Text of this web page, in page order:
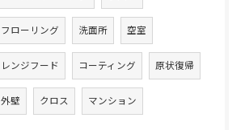
フローリング 洗面所 空室
レンジフード コーティング 原状復帰
外壁 クロス マンション